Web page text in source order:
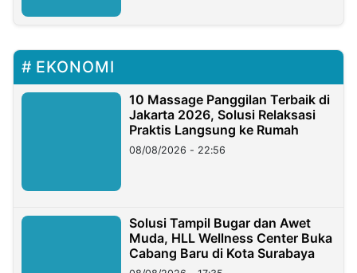
EKONOMI
10 Massage Panggilan Terbaik di
Jakarta 2026, Solusi Relaksasi
Praktis Langsung ke Rumah
08/08/2026 - 22:56
Solusi Tampil Bugar dan Awet
Muda, HLL Wellness Center Buka
Cabang Baru di Kota Surabaya